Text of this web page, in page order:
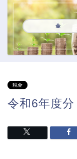
金
税金
令和6年度